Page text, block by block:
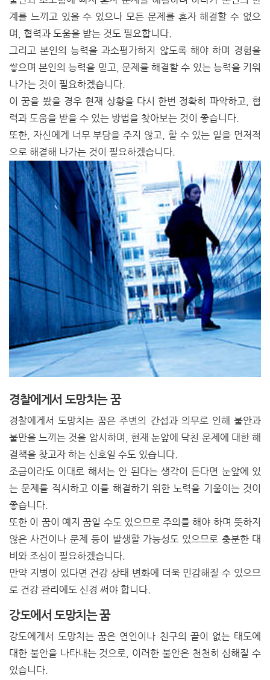
계를 느끼고 있을 수 있으나 모든 문제를 혼자 해결할 수 없으
며, 협력과 도움을 받는 것도 필요합니다.
그리고 본인의 능력을 과소평가하지 않도록 해야 하며 경험을
쌓으며 본인의 능력을 믿고, 문제를 해결할 수 있는 능력을 키워
나가는 것이 필요하겠습니다.
이 꿈을 봤을 경우 현재 상황을 다시 한번 정확히 파악하고, 협
력과 도움을 받을 수 있는 방법을 찾아보는 것이 좋습니다.
또한, 자신에게 너무 부담을 주지 않고, 할 수 있는 일을 먼저적
으로 해결해 나가는 것이 필요하겠습니다.
경찰에게서 도망치는 꿈
경찰에게서 도망치는 꿈은 주변의 간섭과 의무로 인해 불안과
불만을 느끼는 것을 암시하며, 현재 눈앞에 닥친 문제에 대한 해
결책을 찾고자 하는 신호일 수도 있습니다.
조금이라도 이대로 해서는 안 된다는 생각이 든다면 눈앞에 있
는 문제를 직시하고 이를 해결하기 위한 노력을 기울이는 것이
좋습니다.
또한 이 꿈이 예지 꿈일 수도 있으므로 주의를 해야 하며 뜻하지
않은 사건이나 문제 등이 발생할 가능성도 있으므로 충분한 대
비와 조심이 필요하겠습니다.
만약 지병이 있다면 건강 상태 변화에 더욱 민감해질 수 있으므
로 건강 관리에도 신경 써야 합니다.
강도에서 도망치는 꿈
강도에게서 도망치는 꿈은 연인이나 친구의 끝이 없는 태도에
대한 불안을 나타내는 것으로, 이러한 불안은 천천히 심해질 수
있습니다.